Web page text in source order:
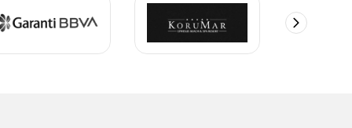
كانت جولتنا إلى أفسس وبيت العذراء مريم بركة